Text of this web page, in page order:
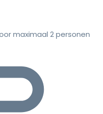
maximaal 2 personen